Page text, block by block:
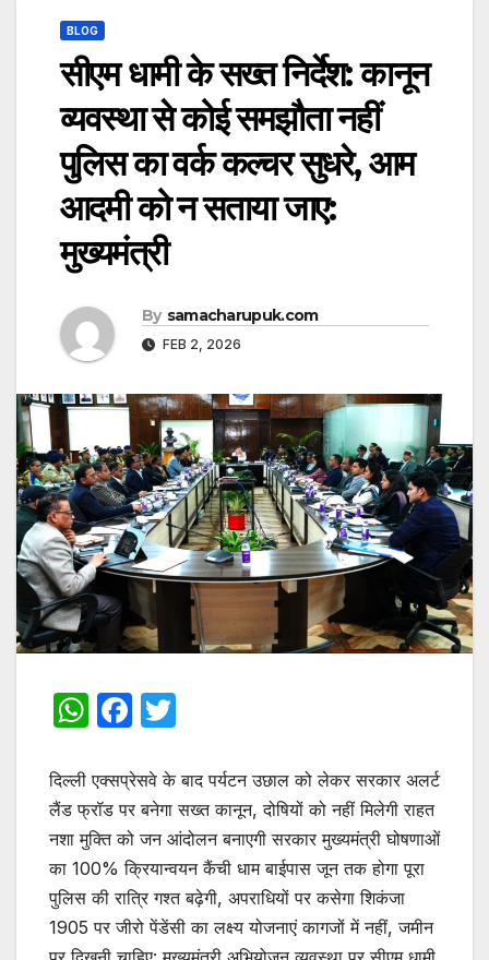
BLOG
सीएम धामी के सख्त निर्देश: कानून
व्यवस्था से कोई समझौता नहीं
पुलिस का वर्क कल्चर सुधरे, आम
आदमी को न सताया जाए:
मुख्यमंत्री
By samacharupuk.com
FEB 2, 2026
W
at
s
A
p
p
F
c
e
b
o
o
itt
er
दिल्ली एक्सप्रेसवे के बाद पर्यटन उछाल को लेकर सरकार अलर्ट
लैंड फ्रॉड पर बनेगा सख्त कानून, दोषियों को नहीं मिलेगी राहत
नशा मुक्ति को जन आंदोलन बनाएगी सरकार मुख्यमंत्री घोषणाओं
का 100% क्रियान्वयन कैंची धाम बाईपास जून तक होगा पूरा
पुलिस की रात्रि गश्त बढ़ेगी, अपराधियों पर कसेगा शिकंजा
1905 पर जीरो पेंडेंसी का लक्ष्य योजनाएं कागजों में नहीं, जमीन